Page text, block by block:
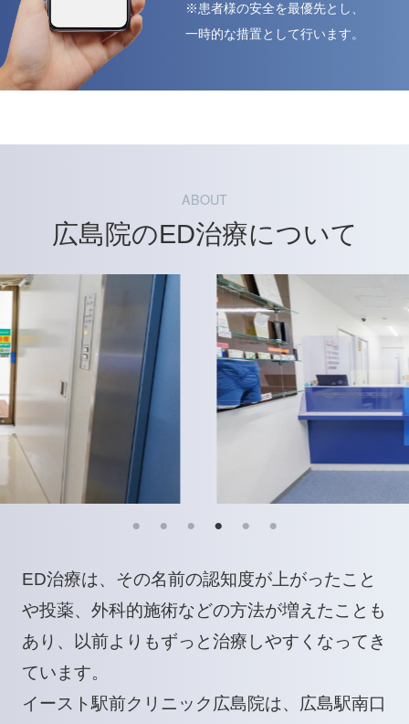
※患者様の安全を最優先とし、
一時的な措置として行います。
ABOUT
広島院のED治療について
ED治療は、その名前の認知度が上がったこと
や投薬、外科的施術などの方法が増えたことも
あり、以前よりもずっと治療しやすくなってき
ています。
イースト駅前クリニック広島院は、広島駅南口